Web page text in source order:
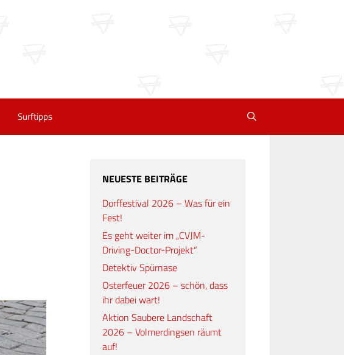
Surftipps
NEUESTE BEITRÄGE
Dorffestival 2026 – Was für ein
Fest!
Es geht weiter im „CVJM-
Driving-Doctor-Projekt“
Detektiv Spürnase
Osterfeuer 2026 – schön, dass
ihr dabei wart!
Aktion Saubere Landschaft
2026 – Volmerdingsen räumt
auf!